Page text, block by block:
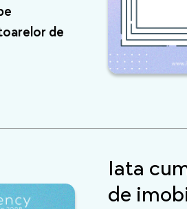
5 Trucuri
de
Iata
de